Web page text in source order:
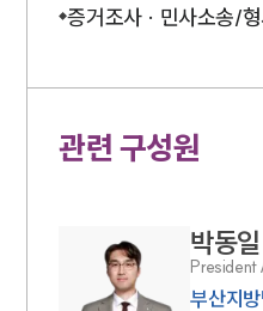
증거조사 · 민사소송/
관련 구성원
박동일
President
부산지